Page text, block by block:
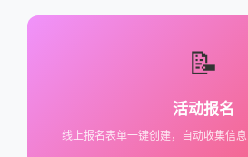
📝
活动报名
线上报名表单一键创建，自动收集信